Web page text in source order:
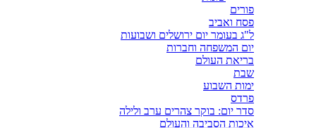
פורים
פסח ואביב
ל"ג בעומר יום ירושלים ושבועות
יום המשפחה וחברות
בריאת העולם
שבת
ימות השבוע
פרדס
סדר יום: בוקר צהרים ערב ולילה
איכות הסביבה והעולם